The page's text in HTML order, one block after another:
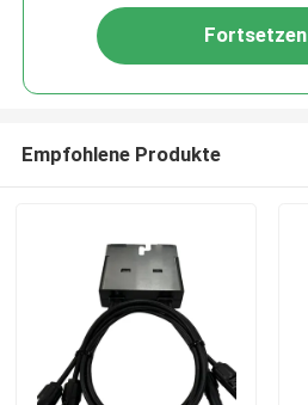
Fortsetzen
Empfohlene Produkte